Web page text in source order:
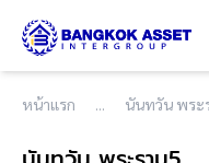
หน้าแรก นันทวัน พระ